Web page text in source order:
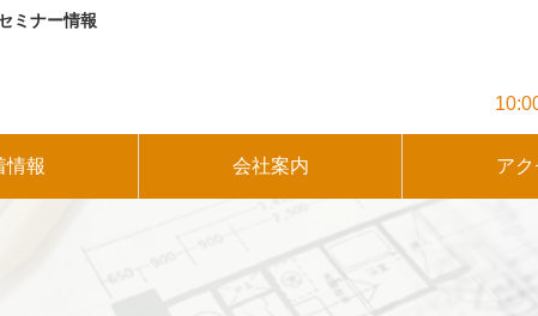
ミナー情報
情報 会社案内 アク